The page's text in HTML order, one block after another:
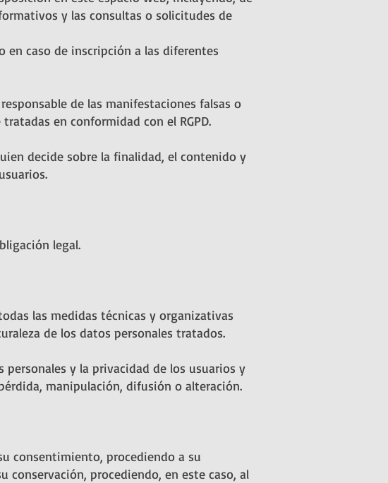
y las consultas o solicitudes de
en caso de inscripción a las diferentes
de las manifestaciones falsas o
en conformidad con el RGPD.
decide sobre la finalidad, el contenido y
legal.
las medidas técnicas y organizativas
de los datos personales tratados.
y la privacidad de los usuarios y
manipulación, difusión o alteración.
consentimiento, procediendo a su
conservación, procediendo, en este caso, al